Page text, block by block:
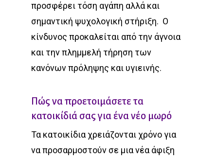
προσφέρει τόση αγάπη αλλά και
σημαντική ψυχολογική στήριξη. Ο
κίνδυνος προκαλείται από την άγνοια
και την πλημμελή τήρηση των
κανόνων πρόληψης και υγιεινής.
Πώς να προετοιμάσετε τα
κατοικίδιά σας για ένα νέο μωρό
Τα κατοικίδια χρειάζονται χρόνο για
να προσαρμοστούν σε μια νέα άφιξη